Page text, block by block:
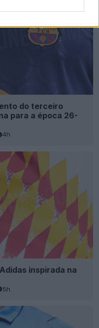
do terceiro
para a época 26-
4h
inspirada na
5h